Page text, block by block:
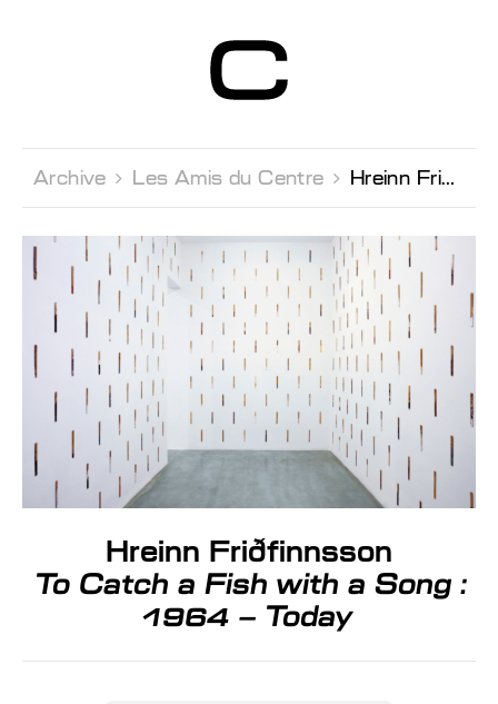
Contemporain
Genève
Archive  Les Amis du Centre  Hreinn Friðfinnsson
Hreinn Friðfinnsson
To Catch a Fish with a Song :
1964 – Today